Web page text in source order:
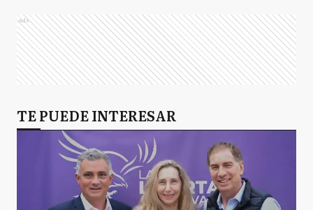
Ads
TE PUEDE INTERESAR